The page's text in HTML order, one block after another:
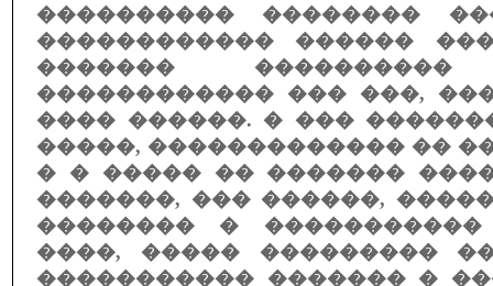
���������� ��������
������������ ������
������� ����������
������������ ��� ���,
���� ������. � ���
�����, ������������� ��
� � ����� �� �������
�������, ��� ������,
�������� �
����, ����� ���������
����������� ������� �